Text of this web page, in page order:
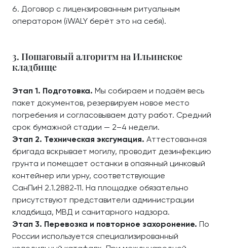
Договор с лицензированным ритуальным
оператором (iWALY берёт это на себя).
3. Пошаговый алгоритм на Ильинское
кладбище
Этап 1. Подготовка. Мы собираем и подаём весь
пакет документов, резервируем новое место
погребения и согласовываем дату работ. Средний
срок бумажной стадии — 2–4 недели.
Этап 2. Техническая эксгумация. Аттестованная
бригада вскрывает могилу, проводит дезинфекцию
грунта и помещает останки в опаянный цинковый
контейнер или урну, соответствующие
СанПиН 2.1.2882‑11. На площадке обязательно
присутствуют представители администрации
кладбища, МВД и санитарного надзора.
Этап 3. Перевозка и повторное захоронение. По
России используется специализированный